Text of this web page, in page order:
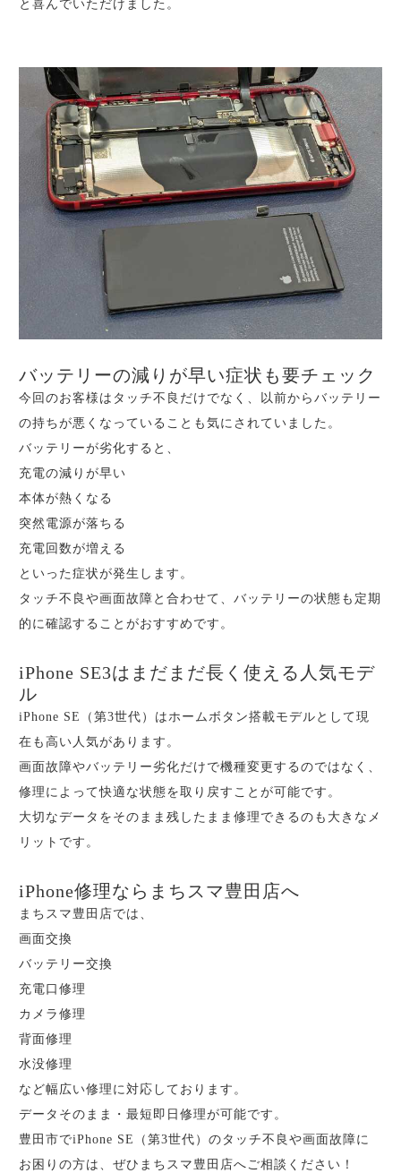
と喜んでいただけました。
バッテリーの減りが早い症状も要チェック
今回のお客様はタッチ不良だけでなく、以前からバッテリー
の持ちが悪くなっていることも気にされていました。
バッテリーが劣化すると、
充電の減りが早い
本体が熱くなる
突然電源が落ちる
充電回数が増える
といった症状が発生します。
タッチ不良や画面故障と合わせて、バッテリーの状態も定期
的に確認することがおすすめです。
iPhone SE3はまだまだ長く使える人気モデ
ル
iPhone SE（第3世代）はホームボタン搭載モデルとして現
在も高い人気があります。
画面故障やバッテリー劣化だけで機種変更するのではなく、
修理によって快適な状態を取り戻すことが可能です。
大切なデータをそのまま残したまま修理できるのも大きなメ
リットです。
iPhone修理ならまちスマ豊田店へ
まちスマ豊田店では、
画面交換
バッテリー交換
充電口修理
カメラ修理
背面修理
水没修理
など幅広い修理に対応しております。
データそのまま・最短即日修理が可能です。
豊田市でiPhone SE（第3世代）のタッチ不良や画面故障に
お困りの方は、ぜひまちスマ豊田店へご相談ください！